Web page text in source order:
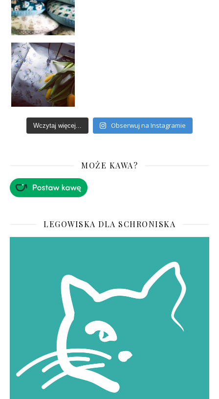
Wczytaj więcej... Obserwuj na Instagramie
MOŻE KAWA?
LEGOWISKA DLA SCHRONISKA